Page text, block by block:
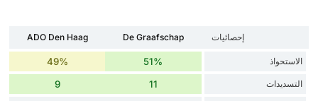
إحصائيات De Graafschap
ADO Den Haag
الاستحواذ 51%
49%
التسديدات 11
9